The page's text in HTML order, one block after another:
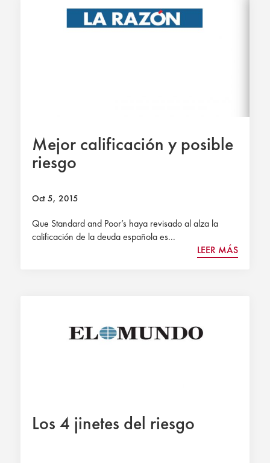
Mejor calificación y posible
riesgo
Oct 5, 2015
Que Standard and Poor’s haya revisado al alza la
calificación de la deuda española es...
LEER MÁS
Los 4 jinetes del riesgo